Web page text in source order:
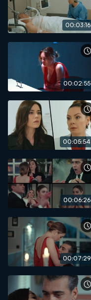
00:03:16
00:02:55
00:05:54
00:06:26
00:07:29